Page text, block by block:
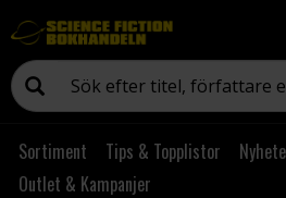
Sortiment Tips & Topplistor
Outlet & Kampanjer